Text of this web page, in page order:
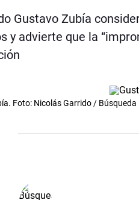
Gustavo Zubía
y advierte que la
Foto: Nicolás Garrido / Búsqueda